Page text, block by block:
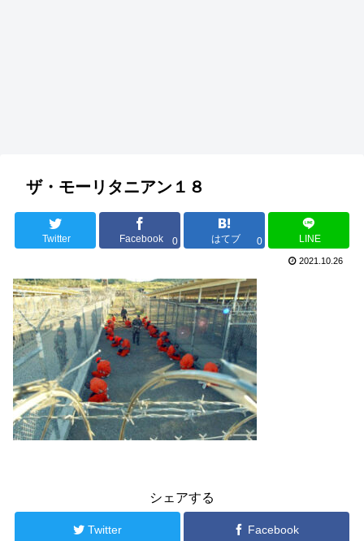
ザ・モーリタニアン１８
Twitter Facebook 0 はてブ 0 LINE
2021.10.26
シェアする
Twitter Facebook